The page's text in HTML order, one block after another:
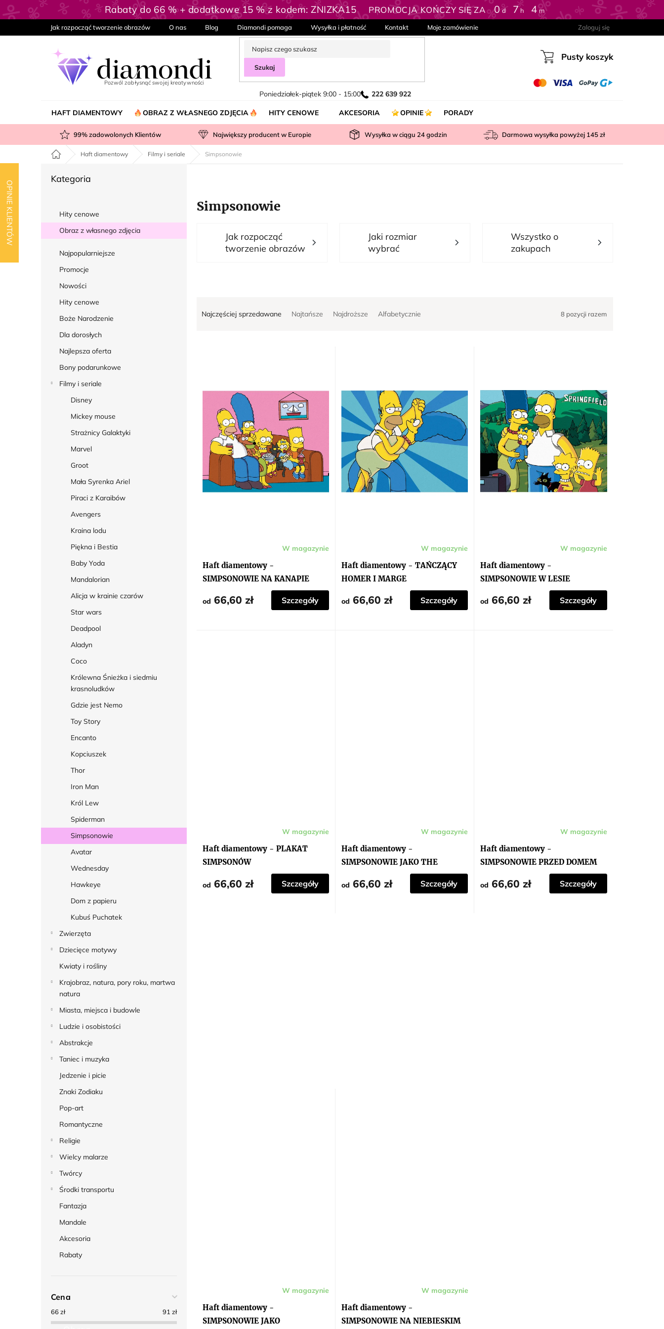
OPINIE KLIENTÓW
Przejść
do
Rabaty do 66 % + dodatkowe 15 % z kodem: ZNIZKA15 PROMOCJA KOŃCZY SIĘ ZA 0d 7 h 4 m
Jak rozpocząć tworzenie obrazów O nas Blog Diamondi pomaga Wysyłka i płatność Kontakt Moje zamówienie Zaloguj się
Szukaj
Poniedziałek-piątek 9:00 - 15:00 222 639 922
Koszyk
Pusty koszyk
HAFT DIAMENTOWY OBRAZ Z WŁASNEGO ZDJĘCIA HITY CENOWE AKCESORIA OPINIE PORADY
99% zadowolonych Klientów Największy producent w Europie Wysyłka w ciągu 24godzin Darmowa wysyłka powyżej 145 zł
Home Haft diamentowy Filmy i seriale Simpsonowie
k
b
Pominąć
Kategoria
Hity cenowe
Obraz z własnego zdjęcia
Najpopularniejsze
Promocje
Nowości
Hity cenowe
Boże Narodzenie
Dla dorosłych
Najlepsza oferta
Bony podarunkowe
Filmy i seriale
Disney
Mickey mouse
Strażnicy Galaktyki
Marvel
Groot
Mała Syrenka Ariel
Piraci z Karaibów
Avengers
Kraina lodu
Piękna i Bestia
Baby Yoda
Mandalorian
Alicja w krainie czarów
Star wars
Deadpool
Aladyn
Coco
Królewna Śnieżka i siedmiu
krasnoludków
Gdzie jest Nemo
Toy Story
Encanto
Kopciuszek
Thor
Iron Man
Król Lew
Spiderman
Simpsonowie
Avatar
Wednesday
Hawkeye
Dom z papieru
Kubuś Puchatek
Zwierzęta
Dziecięce motywy
Kwiaty i rośliny
Krajobraz, natura, pory roku, martwa
natura
Miasta, miejsca i budowle
Ludzie i osobistości
Abstrakcje
Taniec i muzyka
Jedzenie i picie
Znaki Zodiaku
Pop-art
Romantyczne
Religie
Wielcy malarze
Twórcy
Środki transportu
Fantazja
Mandale
Akcesoria
Rabaty
Cena
66zł 91 zł
Simpsonowie
Najczęściej sprzedawane Najtańsze Najdroższe Alfabetycznie 8 pozycji razem
Haft diamentowy -
SIMPSONOWIE NA KANAPIE
W magazynie
od 66,60 zł Szczegóły
Haft diamentowy - TAŃCZĄCY
HOMER I MARGE
W magazynie
od 66,60 zł Szczegóły
Haft diamentowy -
SIMPSONOWIE W LESIE
W magazynie
od 66,60 zł Szczegóły
Haft diamentowy - PLAKAT
SIMPSONÓW
W magazynie
od 66,60 zł Szczegóły
Haft diamentowy -
SIMPSONOWIE JAKO THE
W magazynie
od 66,60 zł Szczegóły
Haft diamentowy -
SIMPSONOWIE PRZED DOMEM
W magazynie
od 66,60 zł Szczegóły
Jak rozpocząć
tworzenie obrazów
Jaki rozmiar
wybrać
Wszystko o
zakupach
Haft diamentowy -
SIMPSONOWIE JAKO
W magazynie
Haft diamentowy -
SIMPSONOWIE NA NIEBIESKIM
W magazynie